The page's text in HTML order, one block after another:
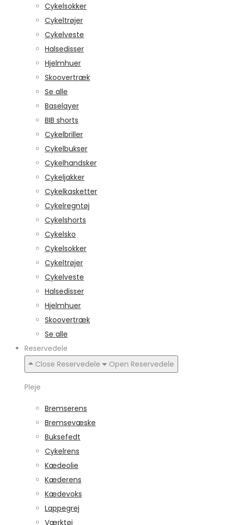
Cykelsokker
Cykeltrøjer
Cykelveste
Halsedisser
Hjelmhuer
Skoovertræk
Se alle
Baselayer
BIB shorts
Cykelbriller
Cykelbukser
Cykelhandsker
Cykeljakker
Cykelkasketter
Cykelregntøj
Cykelshorts
Cykelsko
Cykelsokker
Cykeltrøjer
Cykelveste
Halsedisser
Hjelmhuer
Skoovertræk
Se alle
Reservedele
Close Reservedele
Open Reservedele
Pleje
Bremserens
Bremsevæske
Buksefedt
Cykelrens
Kædeolie
Kæderens
Kædevoks
Lappegrej
Værktøj